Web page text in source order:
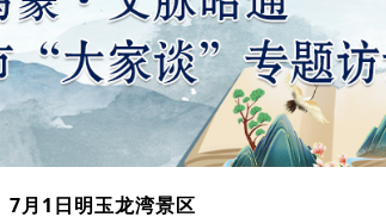
7月1日明玉龙湾景区